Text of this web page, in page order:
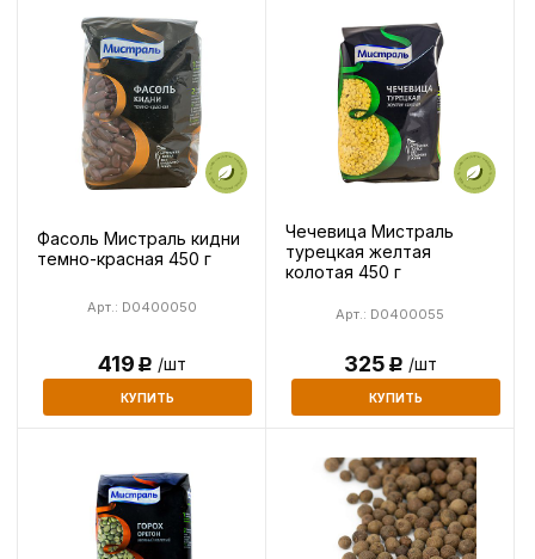
Фасоль Мистраль кидни
темно-красная 450 г
Арт.: D0400050
419Р /шт
КУПИТЬ
Чечевица Мистраль
турецкая желтая
колотая 450 г
Арт.: D0400055
325Р /шт
КУПИТЬ